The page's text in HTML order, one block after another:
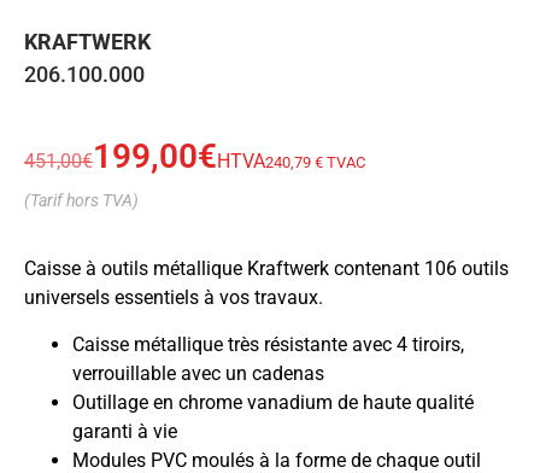
KRAFTWERK
206.100.000
451,00€199,00€HTVA240,79 € TVAC
(Tarif hors TVA)
Caisse à outils métallique Kraftwerk contenant 106 outils
universels essentiels à vos travaux.
Caisse métallique très résistante avec 4 tiroirs,
verrouillable avec un cadenas
Outillage en chrome vanadium de haute qualité
garanti à vie
Modules PVC moulés à la forme de chaque outil